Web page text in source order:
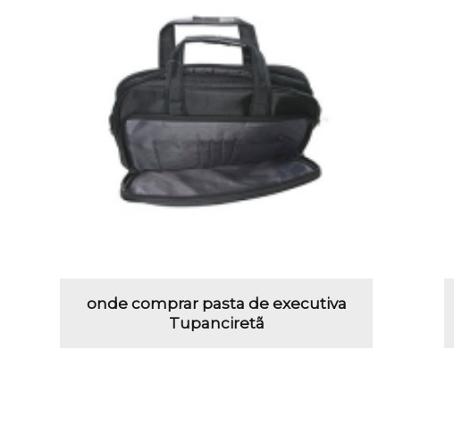
onde comprar pasta de executiva
Tupanciretã